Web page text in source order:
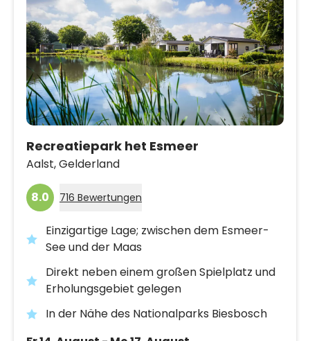
Recreatiepark het Esmeer
Aalst,Gelderland
8.0 716 Bewertungen
Einzigartige Lage; zwischen dem Esmeer-
See und der Maas
Direkt neben einem großen Spielplatz und
Erholungsgebiet gelegen
In der Nähe des Nationalparks Biesbosch